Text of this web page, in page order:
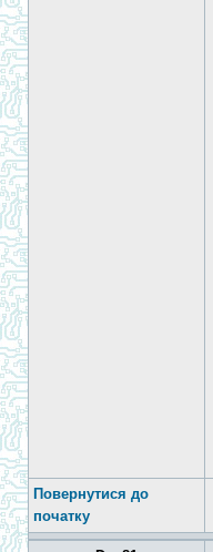
Повернутися до
початку